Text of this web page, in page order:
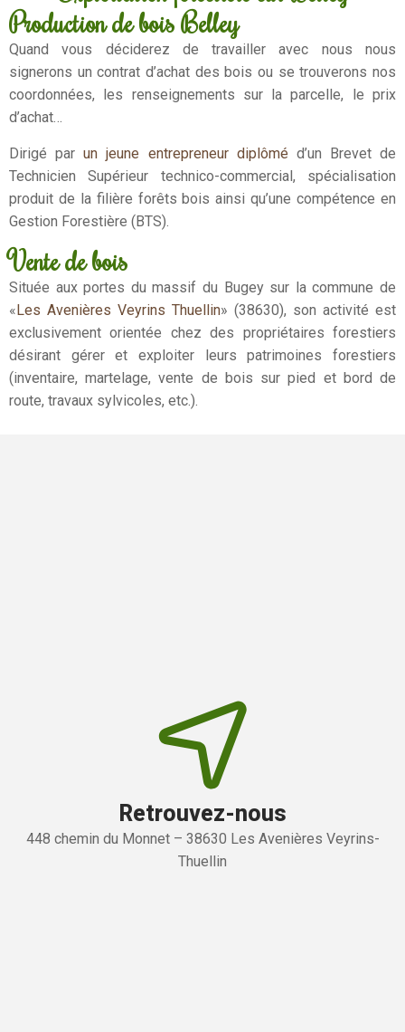
Production de bois Belley
Quand vous déciderez de travailler avec nous nous
signerons un contrat d’achat des bois ou se trouverons nos
coordonnées, les renseignements sur la parcelle, le prix
d’achat…
Dirigé parun jeune entrepreneur diplômé d’un Brevet de
Technicien Supérieur technico-commercial, spécialisation
produit de la filière forêts bois ainsi qu’une compétence en
Gestion Forestière (BTS).
Vente de bois
Située aux portes du massif du Bugey sur la commune de
«Les Avenières Veyrins Thuellin» (38630), son activité est
exclusivement orientée chez des propriétaires forestiers
désirant gérer et exploiter leurs patrimoines forestiers
(inventaire, martelage, vente de bois sur pied et bord de
route, travaux sylvicoles, etc.).
Retrouvez-nous
448 chemin du Monnet – 38630 Les Avenières Veyrins-
Thuellin